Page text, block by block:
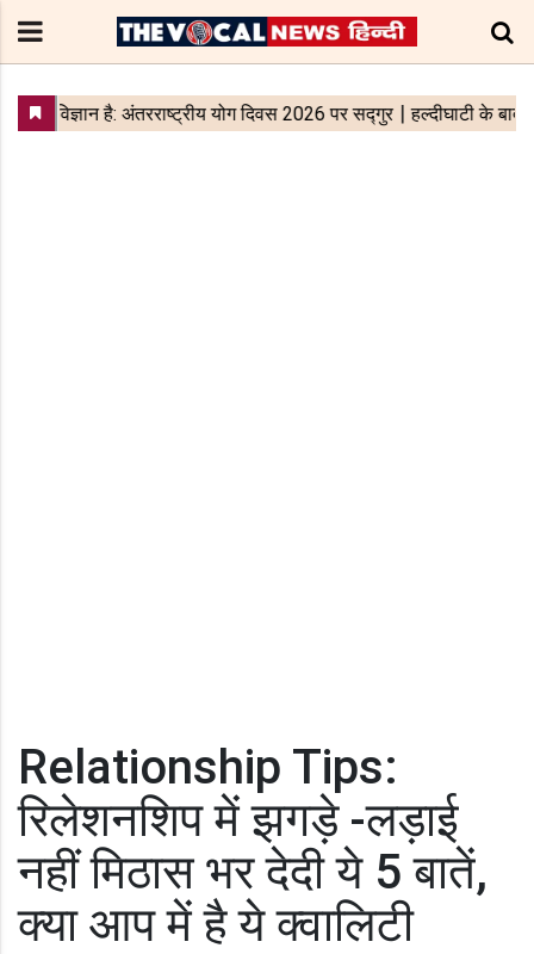
Relationship Tips:
रिलेशनशिप में झगड़े -लड़ाई
नहीं मिठास भर देदी ये 5 बातें,
क्या आप में है ये क्वालिटी